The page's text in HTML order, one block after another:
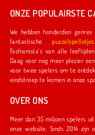
ONZE POPULAIRSTE
We hebben honderden
fantastischepuzzelspelletjes
Daag voor nog meer plezier een andere speler uit in een van onze spelletjes
voor twee spelers om te
OVER ONS
Meer dan 35 miljoen spelers
onze website. Sinds 2014